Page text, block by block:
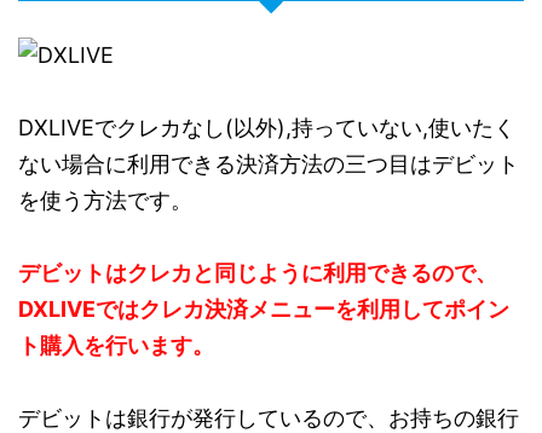
DXLIVEでクレカなし(以外),持っていない,使いたく
ない場合に利用できる決済方法の三つ目はデビット
を使う方法です。
デビットはクレカと同じように利用できるので、
DXLIVEではクレカ決済メニューを利用してポイン
ト購入を行います。
デビットは銀行が発行しているので、お持ちの銀行